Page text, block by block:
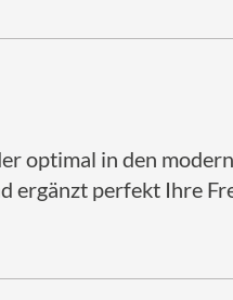
optimal in den
ergänzt perfekt Ihre